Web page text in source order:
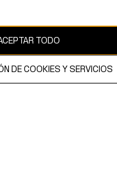
por copyright y es
TODO
DE COOKIES Y SERVICIOS